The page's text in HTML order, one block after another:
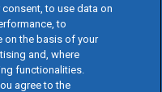
to use data on
to
on the basis of your
and, where
functionalities.
agree to the